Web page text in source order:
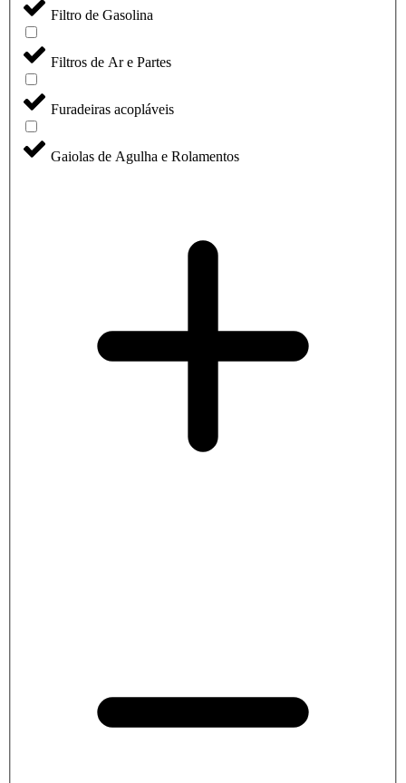
Filtro de Gasolina
Filtros de Ar e Partes
Furadeiras acopláveis
Gaiolas de Agulha e Rolamentos